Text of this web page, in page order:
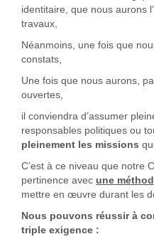
identitaire, que nous aurons
travaux,
Néanmoins, une fois que
constats,
Une fois que nous aurons,
ouvertes,
il conviendra d’assumer
responsables politiques ou
pleinement les missions
C’est à ce niveau que notre
pertinence avec une
mettre en œuvre durant les
Nous pouvons réussir à
triple exigence :